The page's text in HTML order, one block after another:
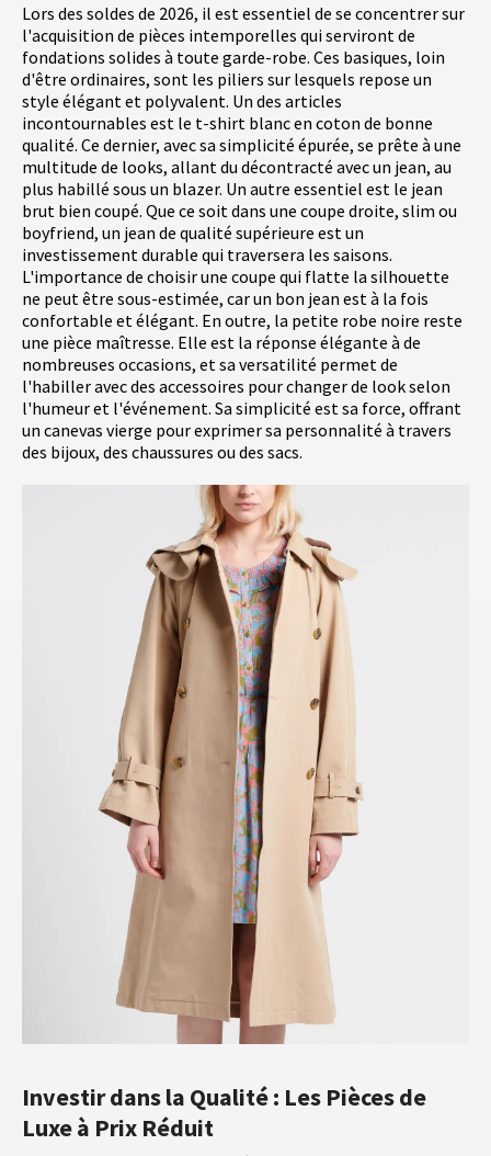
Lors des soldes de 2026, il est essentiel de se concentrer sur
l'acquisition de pièces intemporelles qui serviront de
fondations solides à toute garde-robe. Ces basiques, loin
d'être ordinaires, sont les piliers sur lesquels repose un
style élégant et polyvalent. Un des articles
incontournables est le t-shirt blanc en coton de bonne
qualité. Ce dernier, avec sa simplicité épurée, se prête à une
multitude de looks, allant du décontracté avec un jean, au
plus habillé sous un blazer. Un autre essentiel est le jean
brut bien coupé. Que ce soit dans une coupe droite, slim ou
boyfriend, un jean de qualité supérieure est un
investissement durable qui traversera les saisons.
L'importance de choisir une coupe qui flatte la silhouette
ne peut être sous-estimée, car un bon jean est à la fois
confortable et élégant. En outre, la petite robe noire reste
une pièce maîtresse. Elle est la réponse élégante à de
nombreuses occasions, et sa versatilité permet de
l'habiller avec des accessoires pour changer de look selon
l'humeur et l'événement. Sa simplicité est sa force, offrant
un canevas vierge pour exprimer sa personnalité à travers
des bijoux, des chaussures ou des sacs.
Investir dans la Qualité : Les Pièces de
Luxe à Prix Réduit